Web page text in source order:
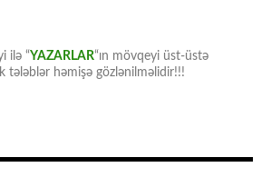
ilə “YAZARLAR“ın mövqeyi üst-üstə
tələblər həmişə gözlənilməlidir!!!